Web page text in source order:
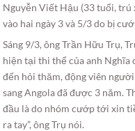
Nguyễn Viết Hậu (33 tuổi, trú
vào hai ngày 3 và 5/3 do bị
Sáng 9/3, ông Trần Hữu Trụ,
hiện tại thi thể của anh Nghĩa
đến hỏi thăm, động viên
sang Angola đã được 3 năm.
đầu là do nhóm cướp tới xin
ra tay”, ông Trụ nói.